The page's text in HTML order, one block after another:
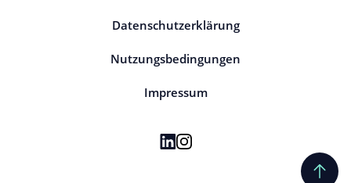
Datenschutzerklärung
Nutzungsbedingungen
Impressum